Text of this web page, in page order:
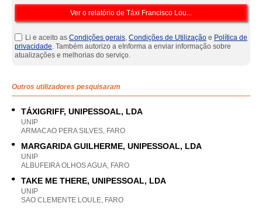
Li e aceito as Condições gerais, Condições de Utilização e Política de
privacidade. Também autorizo a eInforma a enviar informação sobre
atualizações e melhorias do serviço.
Outros utilizadores pesquisaram
TÁXIGRIFF, UNIPESSOAL, LDA
UNIP
ARMACAO PERA SILVES, FARO
MARGARIDA GUILHERME, UNIPESSOAL, LDA
UNIP
ALBUFEIRA OLHOS AGUA, FARO
TAKE ME THERE, UNIPESSOAL, LDA
UNIP
SAO CLEMENTE LOULE, FARO